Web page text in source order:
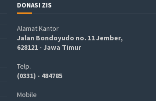
DONASI ZIS
Alamat Kantor
Jalan Bondoyudo no. 11 Jember,
628121 - Jawa Timur
Telp.
(0331) - 484785
Mobile